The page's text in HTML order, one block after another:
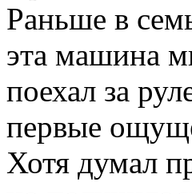
Раньше в
эта машина
поехал за
первые
Хотя думал